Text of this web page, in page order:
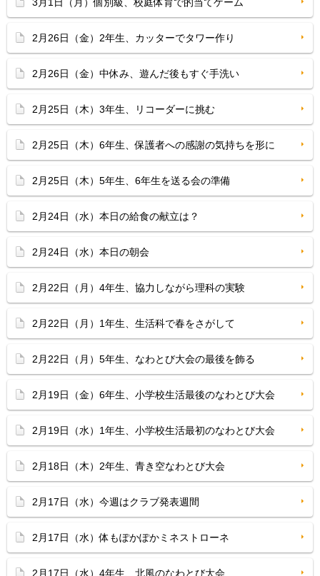
2月26日（金）2年生、カッターでタワー作り
2月26日（金）中休み、遊んだ後もすぐ手洗い
2月25日（木）3年生、リコーダーに挑む
2月25日（木）6年生、保護者への感謝の気持ちを形に
2月25日（木）5年生、6年生を送る会の準備
2月24日（水）本日の給食の献立は？
2月24日（水）本日の朝会
2月22日（月）4年生、協力しながら理科の実験
2月22日（月）1年生、生活科で春をさがして
2月22日（月）5年生、なわとび大会の最後を飾る
2月19日（金）6年生、小学校生活最後のなわとび大会
2月19日（水）1年生、小学校生活最初のなわとび大会
2月18日（木）2年生、青き空なわとび大会
2月17日（水）今週はクラブ発表週間
2月17日（水）体もぽかぽかミネストローネ
2月17日（水）4年生、北風のなわとび大会